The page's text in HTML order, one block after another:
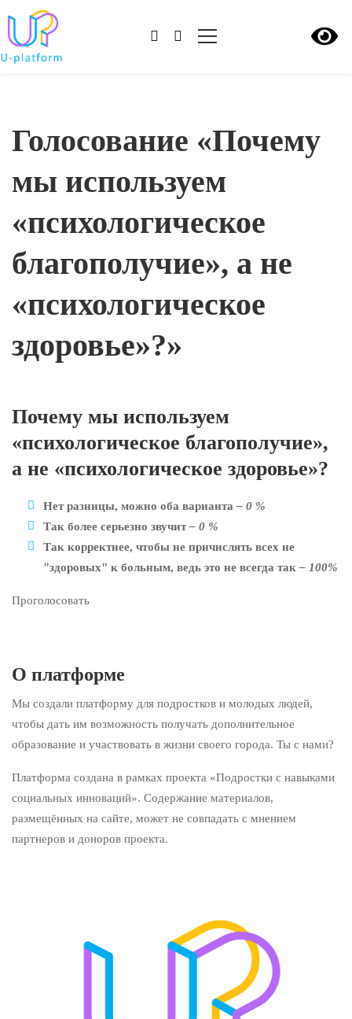
Голосование «Почему
мы используем
«психологическое
благополучие», а не
«психологическое
здоровье»?»
Почему мы используем
«психологическое благополучие»,
а не «психологическое здоровье»?
Нет разницы, можно оба варианта– 0 %
Так более серьезно звучит– 0 %
Так корректнее, чтобы не причислять всех не
"здоровых" к больным, ведь это не всегда так– 100%
Проголосовать
О платформе
Мы создали платформу для подростков и молодых людей,
чтобы дать им возможность получать дополнительное
образование и участвовать в жизни своего города. Ты с нами?
Платформа создана в рамках проекта «Подростки с навыками
социальных инноваций». Содержание материалов,
размещённых на сайте, может не совпадать с мнением
партнеров и доноров проекта.